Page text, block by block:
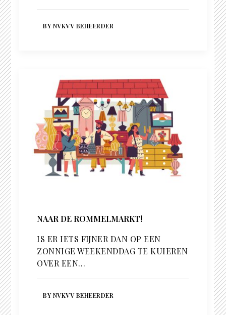
BY NVKVV BEHEERDER
NAAR DE ROMMELMARKT!
IS ER IETS FIJNER DAN OP EEN
ZONNIGE WEEKENDDAG TE KUIEREN
OVER EEN…
BY NVKVV BEHEERDER